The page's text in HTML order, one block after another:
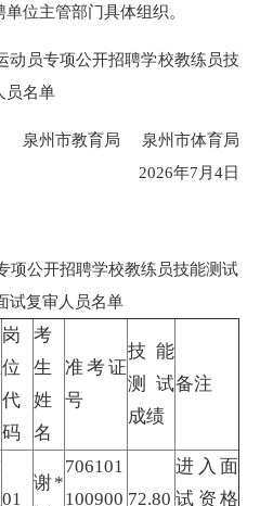
位主管部门具体组织。
员专项公开招聘学校教练员技
员名单
泉州市教育局 泉州市体育局
2026年7月4日
公开招聘学校教练员技能测试
试复审人员名单
岗
位
代
码
考
生
姓
名
准考证
号
技能
测试
成绩
备注
01
谢*
706101
100900 72.80
进入面
试资格